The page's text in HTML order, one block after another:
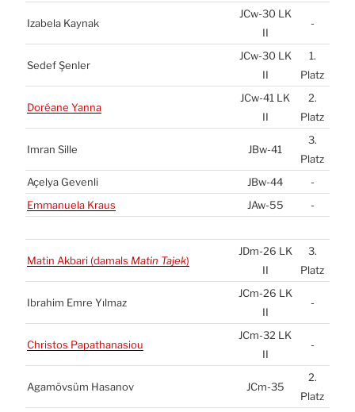
Iza­be­la Kaynak
JCw-30 LK
II
-
Sedef Şen­ler
JCw-30 LK
II
1.
Platz
Doréa­ne Yan­na
JCw-41 LK
II
2.
Platz
Imran Sil­le JBw-41
3.
Platz
Açelya Geven­li
JBw-44
-
Emma­nue­la Kraus
JAw-55 -
Matin Akba­ri (damals Matin Tajek)
JDm-26 LK
II
3.
Platz
Ibra­him Emre Yıl­maz
JCm-26 LK
II
-
Chris­tos Papatha­na­siou
JCm-32 LK
II
-
Agamövsüm Has­a­nov JCm-35
2.
Platz